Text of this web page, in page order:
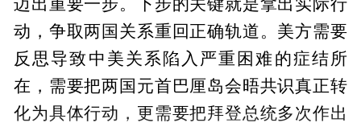
迈出重要一步。下步的关键就是拿出实际行
动，争取两国关系重回正确轨道。美方需要
反思导致中美关系陷入严重困难的症结所
在，需要把两国元首巴厘岛会晤共识真正转
化为具体行动，更需要把拜登总统多次作出